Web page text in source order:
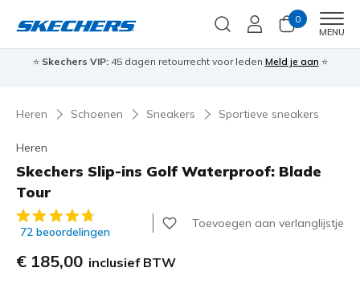
0
MENU
⭐ Skechers VIP:45 dagen retourrecht voor leden Meld je aan ⭐
Heren Schoenen Sneakers Sportieve sneakers
Heren
Skechers Slip-ins Golf Waterproof: Blade
Tour
5 van de 5 klantbeoordelingen
72 beoordelingen
Toevoegen aan verlanglijstje
€ 185,00 inclusief BTW